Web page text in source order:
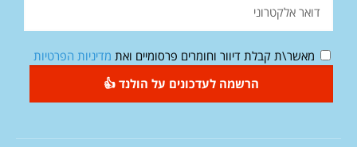
מאשר\ת קבלת דיוור וחומרים פרסומיים ואת מדיניות הפרטיות
הרשמה לעדכונים על הולנד 👍